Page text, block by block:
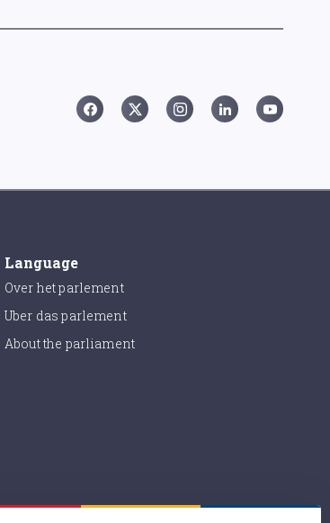
Language
Over het parlement
Uber das parlement
About the parliament